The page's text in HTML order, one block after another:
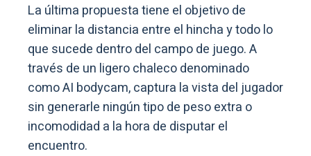
La última propuesta tiene el objetivo de
eliminar la distancia entre el hincha y todo lo
que sucede dentro del campo de juego. A
través de un ligero chaleco denominado
como AI bodycam, captura la vista del jugador
sin generarle ningún tipo de peso extra o
incomodidad a la hora de disputar el
encuentro.